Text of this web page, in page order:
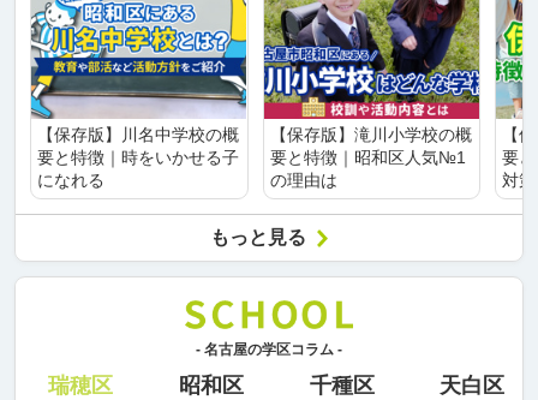
【保存版】川名中学校の概
要と特徴｜時をいかせる子
になれる
【保存版】滝川小学校の概
要と特徴｜昭和区人気№1
の理由は
【
要
対
もっと見る
- 名古屋の学区コラム -
瑞穂区 昭和区 千種区 天白区